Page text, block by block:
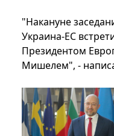
"Накануне
Украина-ЕС
Президентом
Мишелем", -